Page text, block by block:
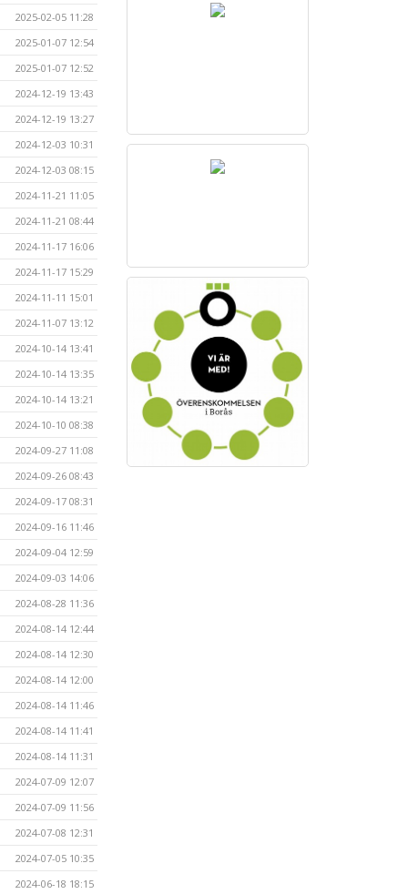
2025-02-05 11:28
2025-01-07 12:54
2025-01-07 12:52
2024-12-19 13:43
2024-12-19 13:27
2024-12-03 10:31
2024-12-03 08:15
2024-11-21 11:05
2024-11-21 08:44
2024-11-17 16:06
2024-11-17 15:29
2024-11-11 15:01
2024-11-07 13:12
2024-10-14 13:41
2024-10-14 13:35
2024-10-14 13:21
2024-10-10 08:38
2024-09-27 11:08
2024-09-26 08:43
2024-09-17 08:31
2024-09-16 11:46
2024-09-04 12:59
2024-09-03 14:06
2024-08-28 11:36
2024-08-14 12:44
2024-08-14 12:30
2024-08-14 12:00
2024-08-14 11:46
2024-08-14 11:41
2024-08-14 11:31
2024-07-09 12:07
2024-07-09 11:56
2024-07-08 12:31
2024-07-05 10:35
2024-06-18 18:15